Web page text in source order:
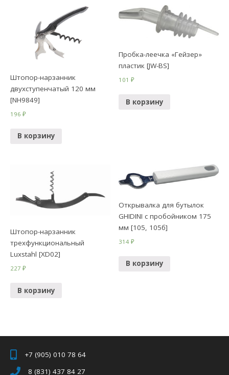
Штопор-нарзанник
двухступенчатый 120 мм
[NH9849]
196₽
В корзину
Пробка-леечка «Гейзер»
пластик [JW-BS]
101₽
В корзину
Штопор-нарзанник
трехфункциональный
Luxstahl [XD02]
227₽
В корзину
Открывалка для бутылок
GHIDINI с пробойником 175
мм [105, 105б]
314₽
В корзину
+7 (905) 010 78 64
8 (831) 437 84 27